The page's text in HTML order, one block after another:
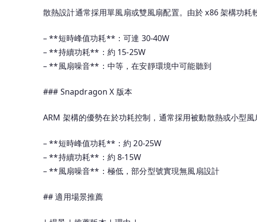
散熱設計通常採用單風扇或雙風扇配置。由於 x86 架構功
– **短時峰值功耗**：可達 30-40W
– **持續功耗**：約 15-25W
– **風扇噪音**：中等，在安靜環境中可能聽到
### Snapdragon X 版本
ARM 架構的優勢在於功耗控制，通常採用被動散熱或小型風
– **短時峰值功耗**：約 20-25W
– **持續功耗**：約 8-15W
– **風扇噪音**：極低，部分型號實現無風扇設計
## 適用場景推薦